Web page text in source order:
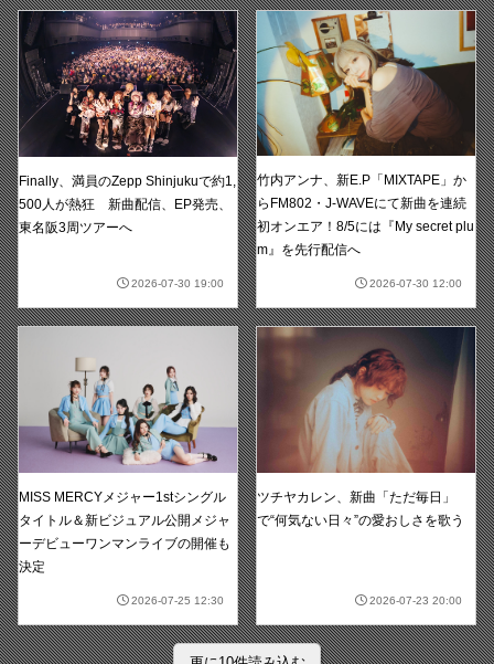
Finally、満員のZepp Shinjukuで約1,
500人が熱狂 新曲配信、EP発売、
東名阪3周ツアーへ
2026-07-30 19:00
竹内アンナ、新E.P「MIXTAPE」か
らFM802・J-WAVEにて新曲を連続
初オンエア！8/5には『My secret plu
m』を先行配信へ
2026-07-30 12:00
MISS MERCYメジャー1stシングル
タイトル＆新ビジュアル公開メジャ
ーデビューワンマンライブの開催も
決定
2026-07-25 12:30
ツチヤカレン、新曲「ただ毎日」
で“何気ない日々”の愛おしさを歌う
2026-07-23 20:00